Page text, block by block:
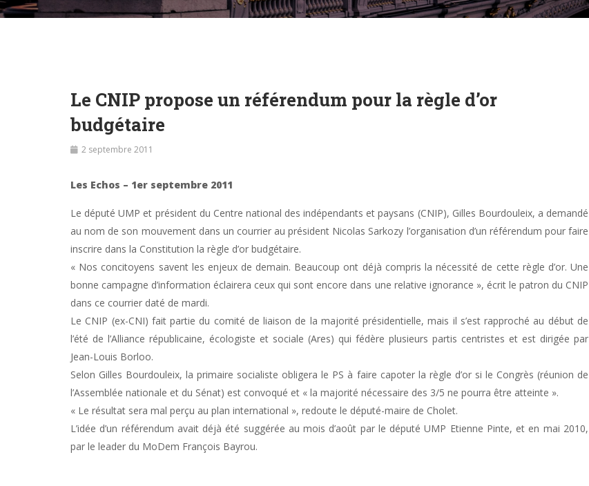
Le CNIP propose un référendum pour la règle d’or
budgétaire
2 septembre 2011
Les Echos – 1er septembre 2011
Le député UMP et président du Centre national des indépendants et paysans (CNIP), Gilles Bourdouleix, a demandé
au nom de son mouvement dans un courrier au président Nicolas Sarkozy l’organisation d’un référendum pour faire
inscrire dans la Constitution la règle d’or budgétaire.
« Nos concitoyens savent les enjeux de demain. Beaucoup ont déjà compris la nécessité de cette règle d’or. Une
bonne campagne d’information éclairera ceux qui sont encore dans une relative ignorance », écrit le patron du CNIP
dans ce courrier daté de mardi.
Le CNIP (ex-CNI) fait partie du comité de liaison de la majorité présidentielle, mais il s’est rapproché au début de
l’été de l’Alliance républicaine, écologiste et sociale (Ares) qui fédère plusieurs partis centristes et est dirigée par
Jean-Louis Borloo.
Selon Gilles Bourdouleix, la primaire socialiste obligera le PS à faire capoter la règle d’or si le Congrès (réunion de
l’Assemblée nationale et du Sénat) est convoqué et « la majorité nécessaire des 3/5 ne pourra être atteinte ».
« Le résultat sera mal perçu au plan international », redoute le député-maire de Cholet.
L’idée d’un référendum avait déjà été suggérée au mois d’août par le député UMP Etienne Pinte, et en mai 2010,
par le leader du MoDem François Bayrou.